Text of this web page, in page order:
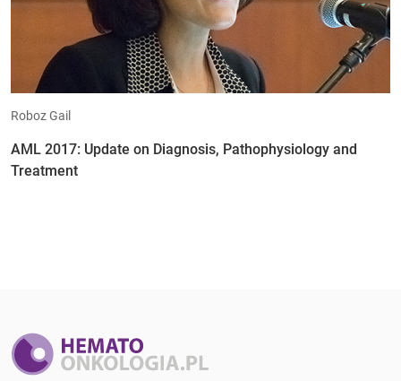
Roboz Gail
AML 2017: Update on Diagnosis, Pathophysiology and
Treatment